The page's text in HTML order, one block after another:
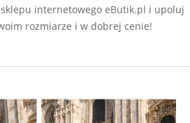
internetowego eButik.pl i upoluj
rozmiarze i w dobrej cenie!